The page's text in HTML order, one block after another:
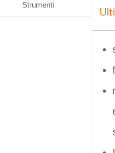
Strumenti